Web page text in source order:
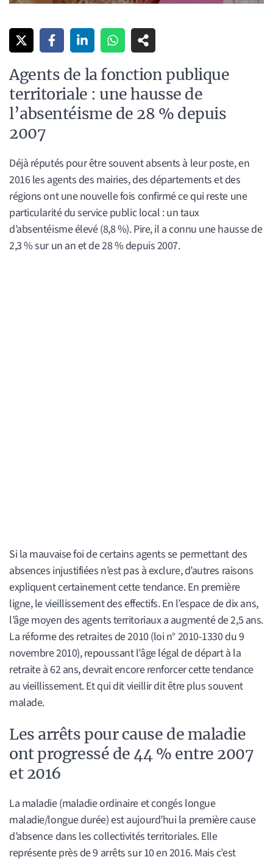
Agents de la fonction publique
territoriale : une hausse de
l’absentéisme de 28 % depuis
2007
Déjà réputés pour être souvent absents à leur poste, en
2016 les agents des mairies, des départements et des
régions ont une nouvelle fois confirmé ce qui reste une
particularité du service public local : un taux
d’absentéisme élevé (8,8 %). Pire, il a connu une hausse de
2,3 % sur un an et de 28 % depuis 2007.
Si la mauvaise foi de certains agents se permettant des
absences injustifiées n’est pas à exclure, d’autres raisons
expliquent certainement cette tendance. En première
ligne, le vieillissement des effectifs. En l’espace de dix ans,
l’âge moyen des agents territoriaux a augmenté de 2,5 ans.
La réforme des retraites de 2010 (loi n° 2010-1330 du 9
novembre 2010), repoussant l’âge légal de départ à la
retraite à 62 ans, devrait encore renforcer cette tendance
au vieillissement. Et qui dit vieillir dit être plus souvent
malade.
Les arrêts pour cause de maladie
ont progressé de 44 % entre 2007
et 2016
La maladie (maladie ordinaire et congés longue
maladie/longue durée) est aujourd’hui la première cause
d’absence dans les collectivités territoriales. Elle
représente près de 9 arrêts sur 10 en 2016. Mais c’est